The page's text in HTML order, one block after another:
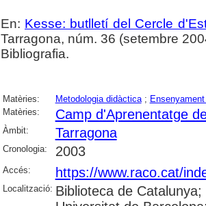
En: Kesse: butlletí del Cercle
Tarragona, núm. 36 (setembre
Bibliografia.
Matèries: Metodologia didàctica;
Matèries:
Camp d'Aprenentatge
Àmbit: Tarragona
Cronologia: 2003
Accés: https://www.raco.cat/
Localització: Biblioteca de